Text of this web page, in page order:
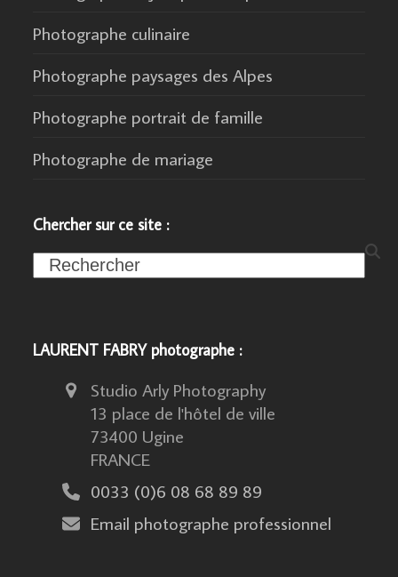
Photographe culinaire
Photographe paysages des Alpes
Photographe portrait de famille
Photographe de mariage
Chercher sur ce site :
Search
LAURENT FABRY photographe :
Studio Arly Photography
13 place de l'hôtel de ville
73400 Ugine
FRANCE
0033 (0)6 08 68 89 89
Email photographe professionnel